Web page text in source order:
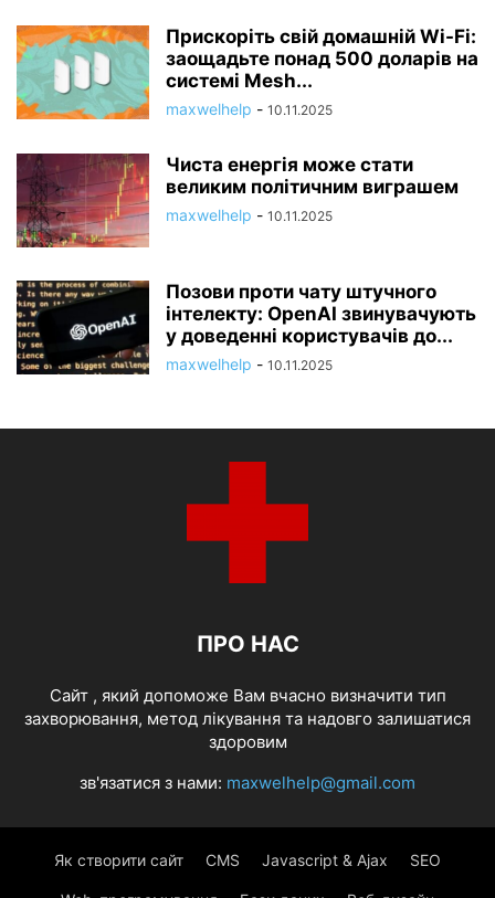
Прискоріть свій домашній Wi-Fi:
заощадьте понад 500 доларів на
системі Mesh...
maxwelhelp - 10.11.2025
Чиста енергія може стати
великим політичним виграшем
maxwelhelp - 10.11.2025
Позови проти чату штучного
інтелекту: OpenAI звинувачують
у доведенні користувачів до...
maxwelhelp - 10.11.2025
ПРО НАС
Cайт , який допоможе Вам вчасно визначити тип
захворювання, метод лікування та надовго залишатися
здоровим
зв'язатися з нами: maxwelhelp@gmail.com
Як створити сайт CMS Javascript & Ajax SEO